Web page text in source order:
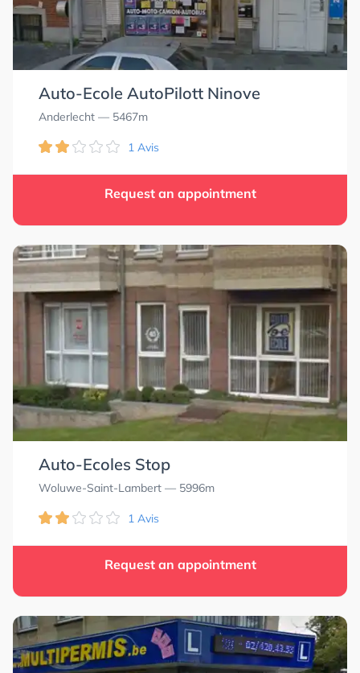
Auto-Ecole AutoPilott Ninove
Anderlecht — 5467m
1 Avis
Request an appointment
Auto-Ecoles Stop
Woluwe-Saint-Lambert — 5996m
1 Avis
Request an appointment